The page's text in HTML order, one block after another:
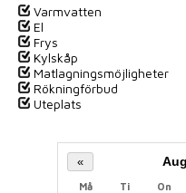
Varmvatten
El
Frys
Kylskåp
Matlagningsmöjligheter
Rökningförbud
Uteplats
«
Må Ti On